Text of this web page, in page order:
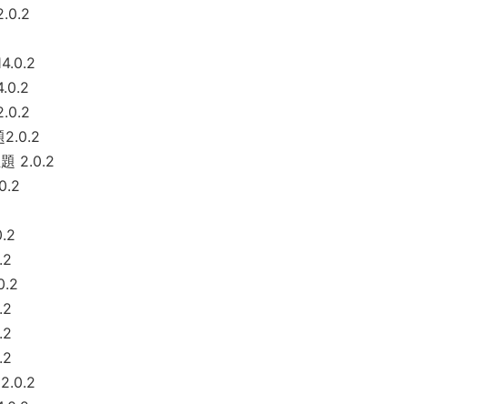
2.0.2
2.0.2